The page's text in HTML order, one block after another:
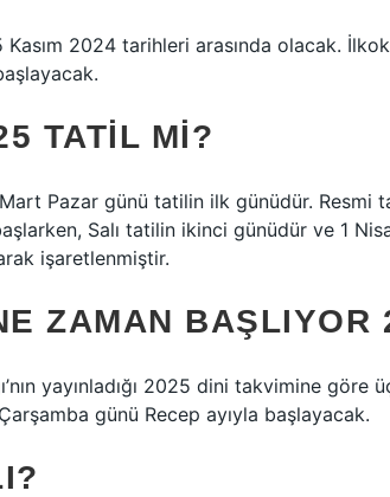
Kasım 2024 tarihleri ​​arasında olacak.
TATIL MI?
Pazar günü tatilin ilk günüdür.
Salı tatilin ikinci günüdür ve 1
işaretlenmiştir.
ZAMAN BAŞLIYOR
yayınladığı 2025 dini takvimine göre
günü Recep ayıyla başlayacak.